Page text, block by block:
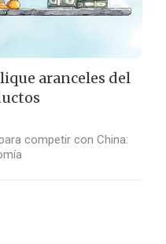
aranceles del
competir con China: